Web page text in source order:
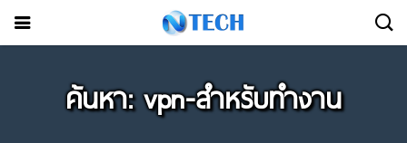
ค้นหา: vpn-สำหรับทำงาน